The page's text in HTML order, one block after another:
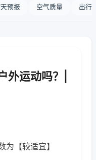
预报 空气质量 出行
外运动吗？|
为【较适宜】